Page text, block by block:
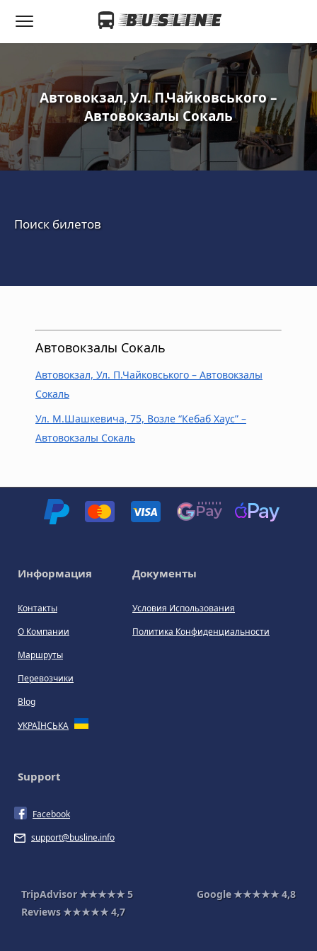
Автовокзал, Ул. П.Чайковського –
Автовокзалы Сокаль
Поиск билетов
Автовокзалы Сокаль
Автовокзал, Ул. П.Чайковського – Автовокзалы
Сокаль
Ул. М.Шашкевича, 75, Возле “Кебаб Хаус” –
Автовокзалы Сокаль
Информация
Контакты
О Компании
Маршруты
Перевозчики
Blog
УКРАЇНСЬКА
Документы
Условия Использования
Политика Конфиденциальности
Support
Facebook
support@busline.info
TripAdvisor ★★★★★5 Google ★★★★★4,8
Reviews ★★★★★4,7